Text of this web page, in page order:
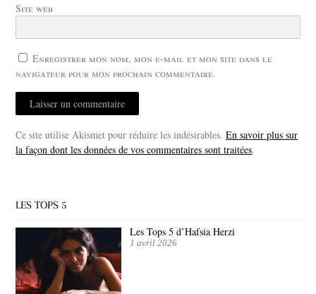
Site web
Enregistrer mon nom, mon e-mail et mon site dans le
navigateur pour mon prochain commentaire.
Ce site utilise Akismet pour réduire les indésirables.En savoir plus sur
la façon dont les données de vos commentaires sont traitées.
LES TOPS 5
Les Tops 5 d’Hafsia Herzi
1 avril 2026